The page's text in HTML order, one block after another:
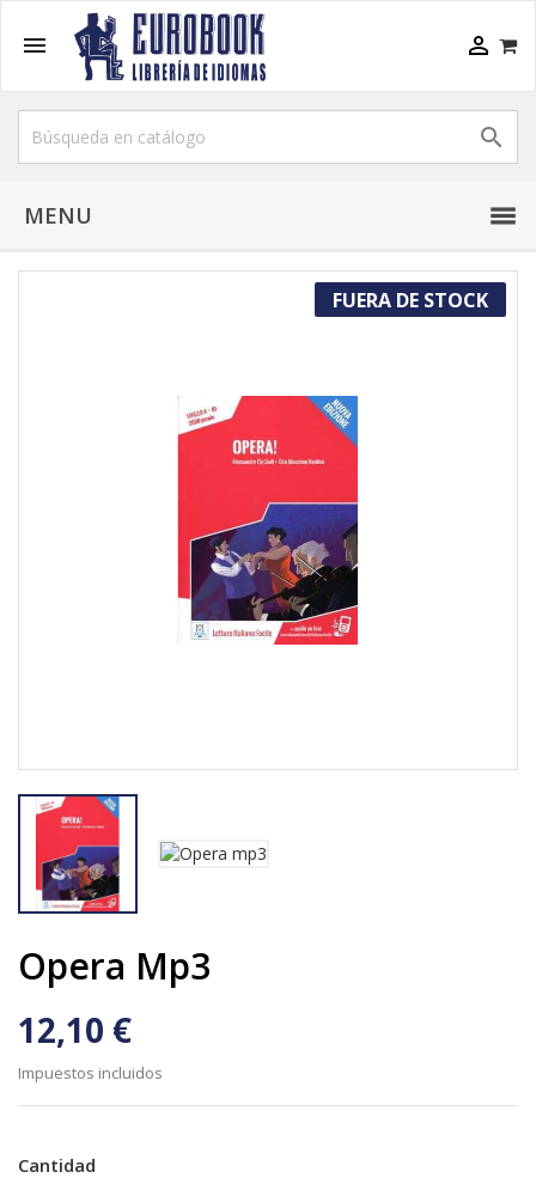
 

MENU
FUERA DE STOCK
Opera Mp3
12,10 €
Impuestos incluidos
Cantidad